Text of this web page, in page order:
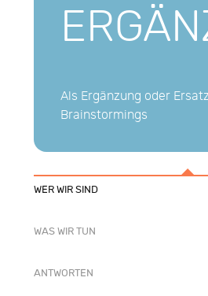
WER WIR SIND
WAS WIR TUN
ANTWORTEN
Als Ergänzung oder
Brainstormings